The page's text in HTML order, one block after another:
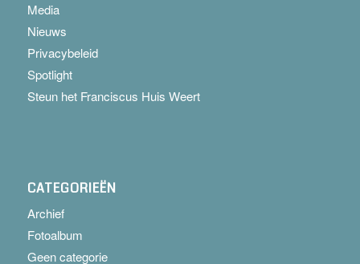
Media
Nieuws
Privacybeleid
Spotlight
Steun het Franciscus Huis Weert
CATEGORIEËN
Archief
Fotoalbum
Geen categorie